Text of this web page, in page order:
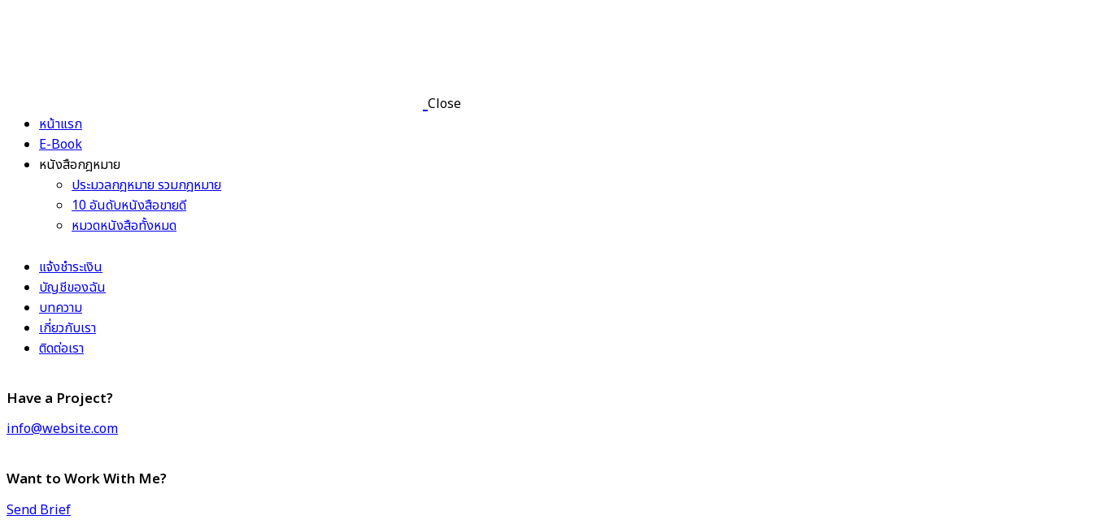
Close
หน้าแรก
E-Book
หนังสือกฎหมาย
ประมวลกฎหมาย รวมกฎหมาย
10 อันดับหนังสือขายดี
หมวดหนังสือทั้งหมด
แจ้งชำระเงิน
บัญชีของฉัน
บทความ
เกี่ยวกับเรา
ติดต่อเรา
Have a Project?
info@website.com
Want to Work With Me?
Send Brief